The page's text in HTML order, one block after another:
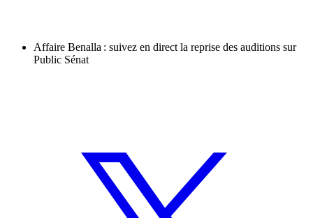
Affaire Benalla : suivez en direct la reprise des auditions sur
Public Sénat